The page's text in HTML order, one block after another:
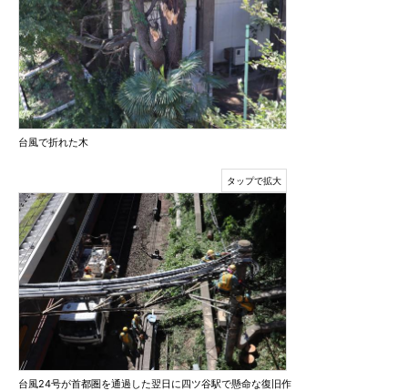
台風で折れた木
台風24号が首都圏を通過した翌日に四ツ谷駅で懸命な復旧作